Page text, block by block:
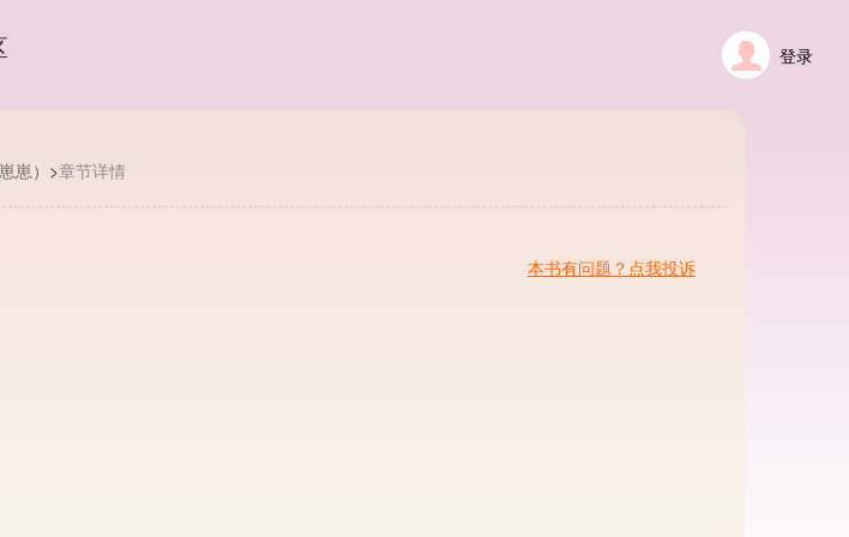
登录
崽） >章节详情
本书有问题？点我投诉